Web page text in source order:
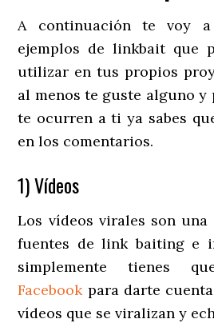
A continuación te voy
ejemplos de linkbait que
utilizar en tus propios
al menos te guste alguno y
te ocurren a ti ya sabes
en los comentarios.
1) Vídeos
Los vídeos virales son
fuentes de link baiting e
simplemente tienes
Facebookpara darte
vídeos que se viralizan y